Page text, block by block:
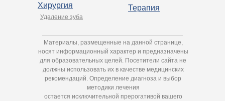
Хирургия
Удаление зуба
Терапия
Материалы, размещенные на данной странице,
носят информационный характер и предназначены
для образовательных целей. Посетители сайта не
должны использовать их в качестве медицинских
рекомендаций. Определение диагноза и выбор
методики лечения
остается исключительной прерогативой вашего